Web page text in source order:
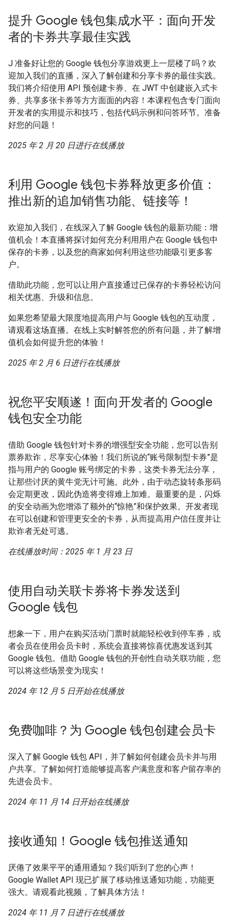
提升 Google 钱包集成水平：面向开发
者的卡券共享最佳实践
J 准备好让您的 Google 钱包分享游戏更上一层楼了吗？欢
迎加入我们的直播，深入了解创建和分享卡券的最佳实践。
我们将介绍使用 API 预创建卡券、在 JWT 中创建嵌入式卡
券、共享多张卡券等方方面面的内容！本课程包含专门面向
开发者的实用提示和技巧，包括代码示例和问答环节。准备
好您的问题！
2025 年 2 月 20 日进行在线播放
利用 Google 钱包卡券释放更多价值：
推出新的追加销售功能、链接等！
欢迎加入我们，在线深入了解 Google 钱包的最新功能：增
值机会！本直播将探讨如何充分利用用户在 Google 钱包中
保存的卡券，以及您的商家如何利用这些功能吸引更多客
户。
借助此功能，您可以让用户直接通过已保存的卡券轻松访问
相关优惠、升级和信息。
如果您希望最大限度地提高用户与 Google 钱包的互动度，
请观看这场直播。在线上实时解答您的所有问题，并了解增
值机会如何提升您的体验！
2025 年 2 月 6 日进行在线播放
祝您平安顺遂！面向开发者的 Google
钱包安全功能
借助 Google 钱包针对卡券的增强型安全功能，您可以告别
票券欺诈，尽享安心体验！我们所说的“账号限制型卡券”是
指与用户的 Google 账号绑定的卡券，这类卡券无法分享，
让那些讨厌的黄牛党无计可施。此外，由于动态旋转条形码
会定期更改，因此伪造将变得难上加难。最重要的是，闪烁
的安全动画为您增添了额外的“惊艳”和保护效果。开发者现
在可以创建和管理更安全的卡券，从而提高用户信任度并让
欺诈者无处可逃。
在线播放时间：2025 年 1 月 23 日
使用自动关联卡券将卡券发送到
Google 钱包
想象一下，用户在购买活动门票时就能轻松收到停车券，或
者会员在使用会员卡时，系统会直接将惊喜优惠发送到其
Google 钱包。借助 Google 钱包的开创性自动关联功能，您
可以将这些场景变为现实！
2024 年 12 月 5 日开始在线播放
免费咖啡？为 Google 钱包创建会员卡
深入了解 Google 钱包 API，并了解如何创建会员卡并与用
户共享。了解如何打造能够提高客户满意度和客户留存率的
先进会员卡。
2024 年 11 月 14 日开始在线播放
接收通知！Google 钱包推送通知
厌倦了效果平平的通用通知？我们听到了您的心声！
Google Wallet API 现已扩展了移动推送通知功能，功能更
强大。请观看此视频，了解具体方法！
2024 年 11 月 7 日进行在线播放